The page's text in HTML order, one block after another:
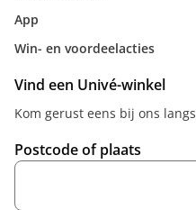
App
Win- en voordeelacties
Vind een Univé-winkel
Kom gerust eens bij ons
Postcode of plaats